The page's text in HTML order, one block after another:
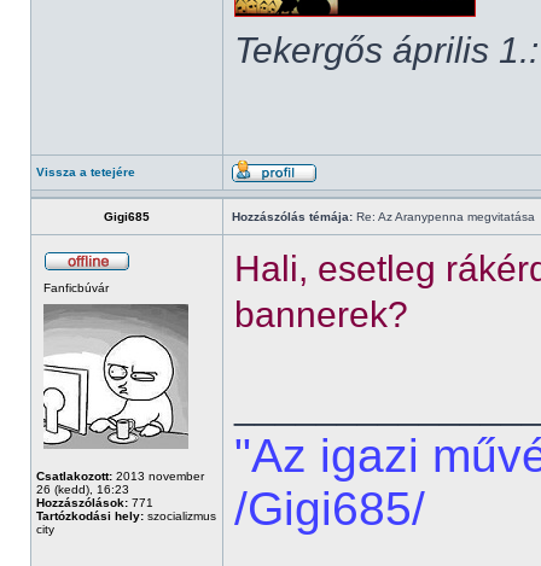
Tekergős április 1.:
Vissza a tetejére
Gigi685 Hozzászólás témája: Re: Az Aranypenna megvitatása
Fanficbúvár
Csatlakozott: 2013 november
26 (kedd), 16:23
Hozzászólások: 771
Tartózkodási hely: szocializmus
city
Hali, esetleg
bannerek?
"Az igazi
/Gigi685/